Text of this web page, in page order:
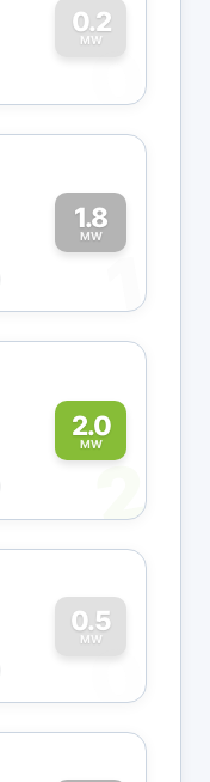
0.2
MW
0
1.8
MW
1
2.0
MW
2
0.5
MW
0